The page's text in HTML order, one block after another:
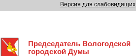
Версия для слабовидящих
Председатель Вологодской
городской Думы